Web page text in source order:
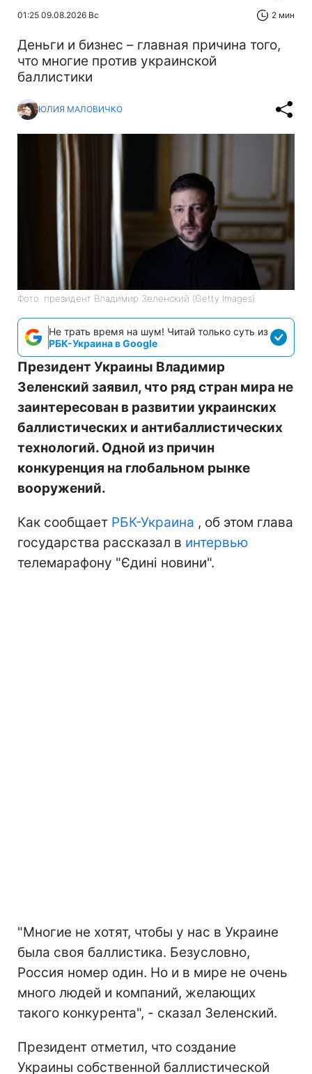
01:25 09.08.2026 Вс 2 мин
Деньги и бизнес – главная причина того,
что многие против украинской
баллистики
ЮЛИЯ МАЛОВИЧКО
Фото: президент Владимир Зеленский (Getty Images)
Не трать время на шум! Читай только суть из
РБК-Украина в Google
Президент Украины Владимир
Зеленский заявил, что ряд стран мира не
заинтересован в развитии украинских
баллистических и антибаллистических
технологий. Одной из причин
конкуренция на глобальном рынке
вооружений.
Как сообщает РБК-Украина , об этом глава
государства рассказал в интервью
телемарафону "Єдині новини".
"Многие не хотят, чтобы у нас в Украине
была своя баллистика. Безусловно,
Россия номер один. Но и в мире не очень
много людей и компаний, желающих
такого конкурента", - сказал Зеленский.
Президент отметил, что создание
Украины собственной баллистической